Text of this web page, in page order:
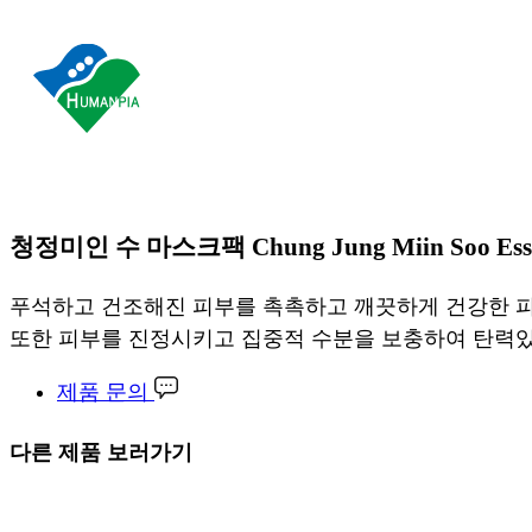
청정미인 수 마스크팩 Chung Jung Miin Soo
푸석하고 건조해진 피부를 촉촉하고 깨끗하게 건강한
또한 피부를 진정시키고 집중적 수분을 보충하여​ 탄력
제품 문의
다른 제품 보러가기